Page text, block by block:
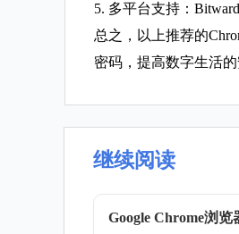
5. 多平台支持：
总之，以上推荐的
密码，提高数字生活的
继续阅读